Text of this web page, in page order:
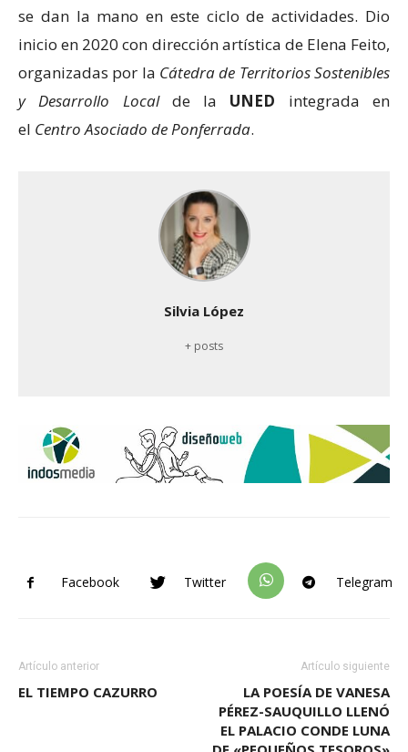
se dan la mano en este ciclo de actividades. Dio
inicio en 2020 con dirección artística de Elena Feito,
organizadas por la Cátedra de Territorios Sostenibles
y Desarrollo Localde la UNED integrada en
el Centro Asociado de Ponferrada.
Silvia López
+ posts
Facebook Twitter Telegram
Artículo anterior
EL TIEMPO CAZURRO
Artículo siguiente
LA POESÍA DE VANESA
PÉREZ-SAUQUILLO LLENÓ
EL PALACIO CONDE LUNA